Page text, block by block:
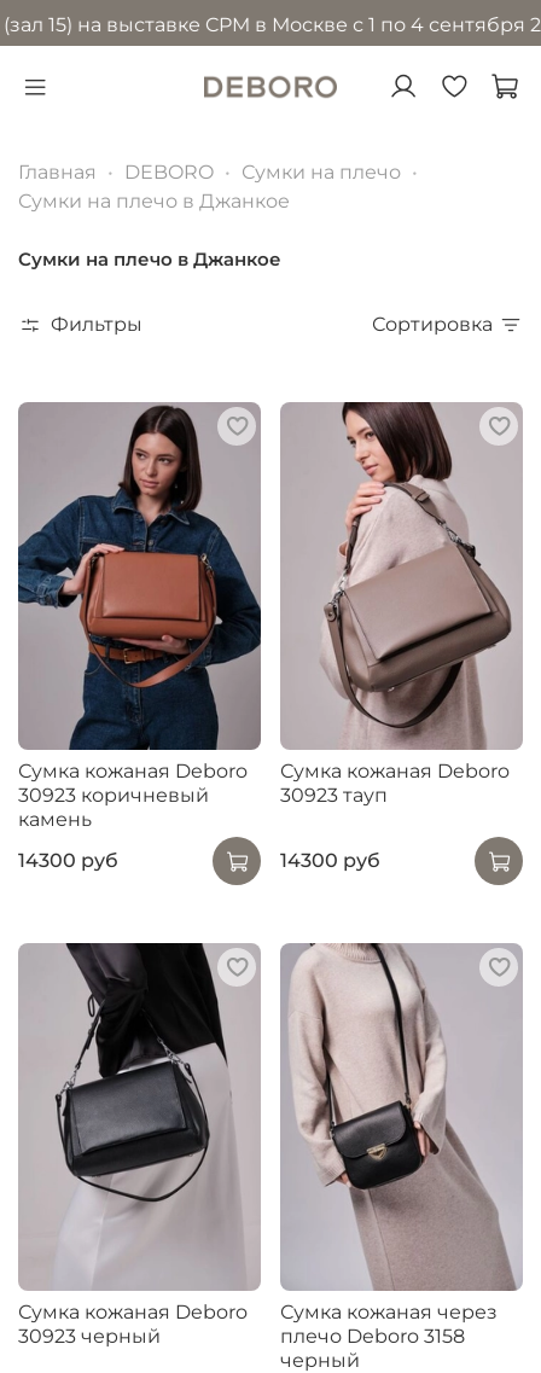
на выставке CPM в Москве с 1 по 4 сентября 2026
Главная DEBORO
Сумки на плечо
Сумки на плечо в Джанкое
Сумки на плечо в Джанкое
Фильтры Сортировка
Сумка кожаная Deboro
30923 коричневый
камень
14300 руб
Сумка кожаная Deboro
30923 тауп
14300 руб
Сумка кожаная Deboro
30923 черный
Сумка кожаная через
плечо Deboro 3158
черный